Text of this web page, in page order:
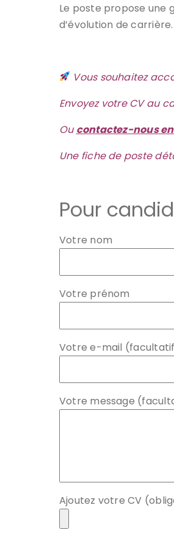
Le poste propose une
d’évolution de carrière.
Vous souhaitez
Envoyez votre CV au
Ou contactez-nous
Une fiche de poste
Pour
Votre nom
Votre prénom
Votre e-mail
Votre message
Ajoutez votre CV